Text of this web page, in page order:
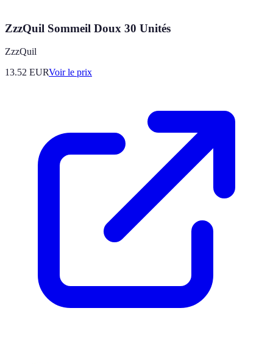
ZzzQuil Sommeil Doux 30 Unités
ZzzQuil
13.52 EURVoir le prix